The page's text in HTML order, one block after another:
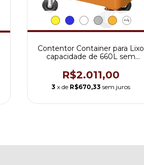
+4
Contentor Container para Lixo
capacidade de 660L sem
R$2.011,00
3 x de R$670,33 sem juros